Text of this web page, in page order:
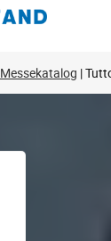
Messekatalog